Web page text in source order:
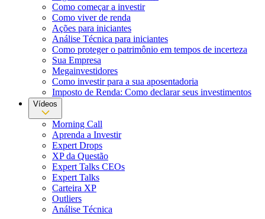
Como começar a investir
Como viver de renda
Ações para iniciantes
Análise Técnica para iniciantes
Como proteger o patrimônio em tempos de incerteza
Sua Empresa
Megainvestidores
Como investir para a sua aposentadoria
Imposto de Renda: Como declarar seus investimentos
Vídeos
Morning Call
Aprenda a Investir
Expert Drops
XP da Questão
Expert Talks CEOs
Expert Talks
Carteira XP
Outliers
Análise Técnica